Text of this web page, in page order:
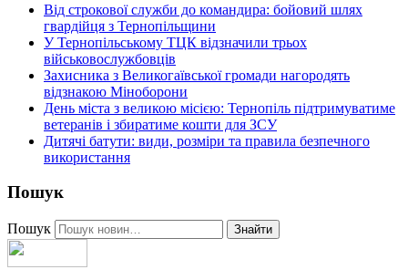
Від строкової служби до командира: бойовий шлях
гвардійця з Тернопільщини
У Тернопільському ТЦК відзначили трьох
військовослужбовців
Захисника з Великогаївської громади нагородять
відзнакою Міноборони
День міста з великою місією: Тернопіль підтримуватиме
ветеранів і збиратиме кошти для ЗСУ
Дитячі батути: види, розміри та правила безпечного
використання
Пошук
Пошук Знайти